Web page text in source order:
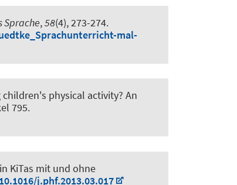
Sprache,58(4), 273-274.
mal-
physical activity? An
795.
KiTas mit und ohne
j.phf.2013.03.017